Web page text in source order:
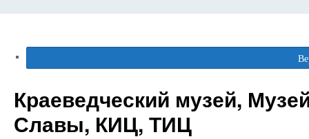
Краеведческий музей,
Славы, КИЦ, ТИЦ